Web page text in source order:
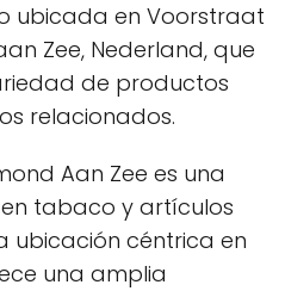
ubicada en Voorstraat
Zee, Nederland, que
de productos
relacionados.
Aan Zee es una
tabaco y artículos
ubicación céntrica en
una amplia